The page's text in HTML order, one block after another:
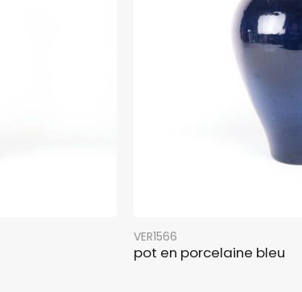
VER1566
pot en porcelaine bleu